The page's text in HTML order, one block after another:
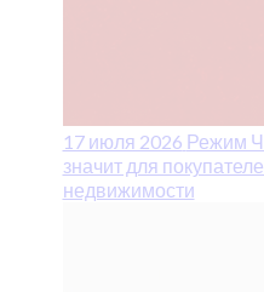
17 июля 2026 Режим
значит для
недвижимости